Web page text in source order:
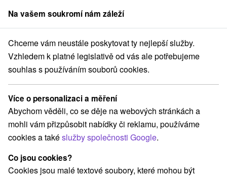
člen skupinySorger
Podzimní pobyty Západné Slovensko Trenčiansky kraj Nimnica
Podzimní pobyty Nimnica
Kategorie
Všechny kategorie
Pobyty v akci(1)
Wellness pobyty(3) Víkendové pobyty(1)
Pobyty pro seniory
Na vašem soukromí nám záleží
Chceme vám neustále poskytovat ty nejlepší služby.
Vzhledem k platné legislativě od vás ale potřebujeme
souhlas s používáním souborů cookies.
Více o personalizaci a měření
Abychom věděli, co se děje na webových stránkách a
mohli vám přizpůsobit nabídky či reklamu, používáme
cookies a takéslužby společnosti Google.
Co jsou cookies?
Cookies jsou malé textové soubory, které mohou být